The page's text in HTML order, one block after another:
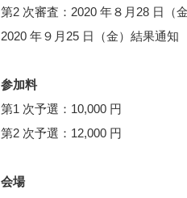
第2 次審査：2020 年８月28 日（
2020 年９月25 日（金）結果通知
参加料
第1 次予選：10,000 円
第2 次予選：12,000 円
会場